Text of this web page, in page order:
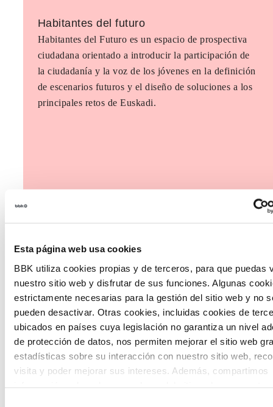
Esta página web usa cookies
BBK utiliza cookies propias y de terceros, para que puedas
nuestro sitio web y disfrutar de sus funciones. Algunas
estrictamente necesarias para la gestión del sitio web y no
pueden desactivar. Otras cookies, incluidas cookies de
ubicados en países cuya legislación no garantiza un nivel
de protección de datos, nos permiten mejorar el sitio web
estadísticas sobre su interacción con nuestro sitio web,
visita y poder mejorar sus intereses. Además, compartimos
Habitantes del futuro
Habitantes del Futuro es un espacio de prospectiva
ciudadana orientado a introducir la participación de
la ciudadanía y la voz de los jóvenes en la definición
de escenarios futuros y el diseño de soluciones a los
principales retos de Euskadi.
The Future Game
The Future Game es un laboratorio de participación